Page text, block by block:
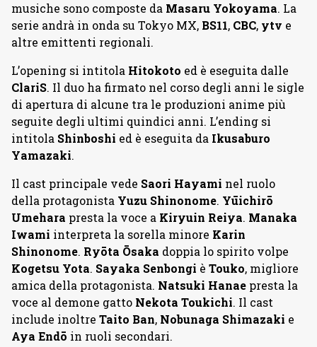
musiche sono composte da Masaru Yokoyama. La
serie andrà in onda su Tokyo MX, BS11, CBC, ytv e
altre emittenti regionali.
L’opening si intitola Hitokoto ed è eseguita dalle
ClariS. Il duo ha firmato nel corso degli anni le sigle
di apertura di alcune tra le produzioni anime più
seguite degli ultimi quindici anni. L’ending si
intitola Shinboshi ed è eseguita da Ikusaburo
Yamazaki.
Il cast principale vede Saori Hayami nel ruolo
della protagonista Yuzu Shinonome. Yūichirō
Umehara presta la voce a Kiryuin Reiya. Manaka
Iwami interpreta la sorella minore Karin
Shinonome. Ryōta Ōsaka doppia lo spirito volpe
Kogetsu Yota. Sayaka Senbongi è Touko, migliore
amica della protagonista. Natsuki Hanae presta la
voce al demone gatto Nekota Toukichi. Il cast
include inoltre Taito Ban, Nobunaga Shimazaki e
Aya Endō in ruoli secondari.